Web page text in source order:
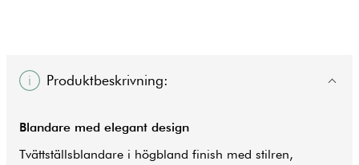
Produktbeskrivning:
Blandare med elegant design
Tvättställsblandare i högbland finish med stilren,